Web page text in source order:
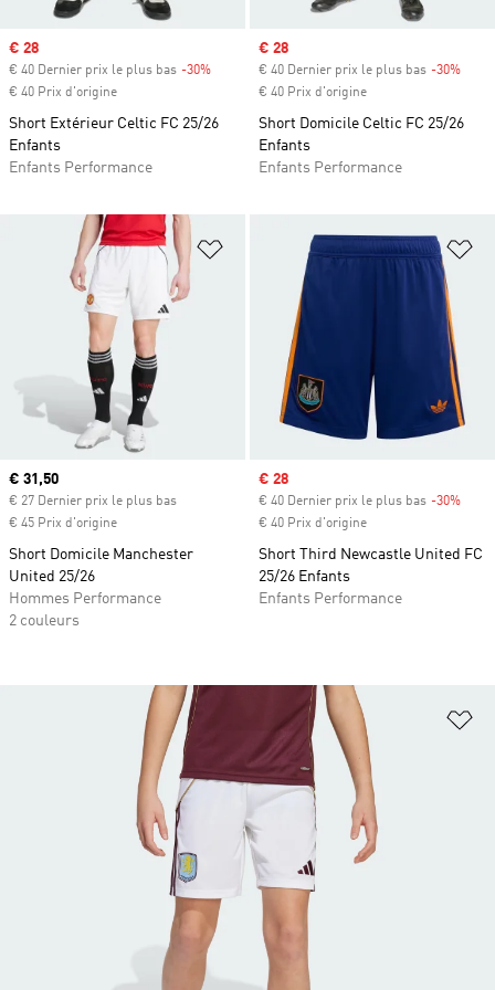
Prix soldé
€ 28
€ 40 Dernier prix le plus bas -30%
€ 40 Prix d'origine
Short Extérieur Celtic FC 25/26
Enfants
Enfants Performance
Prix soldé
€ 28
€ 40 Dernier prix le plus bas -30%
€ 40 Prix d'origine
Short Domicile Celtic FC 25/26
Enfants
Enfants Performance
Ajouter à la Liste de produits
Prix actuel
€ 31,50
€ 27 Dernier prix le plus bas
€ 45 Prix d'origine
Short Domicile Manchester
United 25/26
Hommes Performance
2 couleurs
Prix soldé
€ 28
€ 40 Dernier prix le plus bas -30%
€ 40 Prix d'origine
Short Third Newcastle United FC
25/26 Enfants
Enfants Performance